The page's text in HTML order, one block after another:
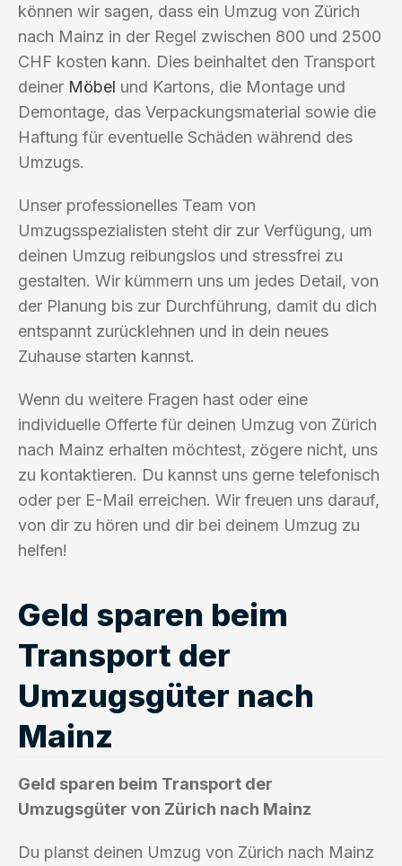
können wir sagen, dass ein Umzug von Zürich
nach Mainz in der Regel zwischen 800 und 2500
CHF kosten kann. Dies beinhaltet den Transport
deiner Möbel und Kartons, die Montage und
Demontage, das Verpackungsmaterial sowie die
Haftung für eventuelle Schäden während des
Umzugs.
Unser professionelles Team von
Umzugsspezialisten steht dir zur Verfügung, um
deinen Umzug reibungslos und stressfrei zu
gestalten. Wir kümmern uns um jedes Detail, von
der Planung bis zur Durchführung, damit du dich
entspannt zurücklehnen und in dein neues
Zuhause starten kannst.
Wenn du weitere Fragen hast oder eine
individuelle Offerte für deinen Umzug von Zürich
nach Mainz erhalten möchtest, zögere nicht, uns
zu kontaktieren. Du kannst uns gerne telefonisch
oder per E-Mail erreichen. Wir freuen uns darauf,
von dir zu hören und dir bei deinem Umzug zu
helfen!
Geld sparen beim
Transport der
Umzugsgüter nach
Mainz
Geld sparen beim Transport der
Umzugsgüter von Zürich nach Mainz
Du planst deinen Umzug von Zürich nach Mainz